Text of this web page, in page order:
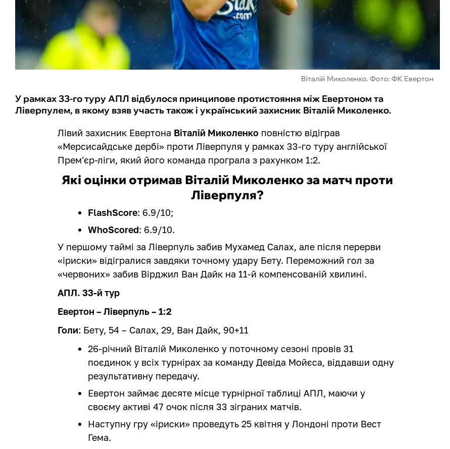
Віталій Миколенко. Фото: ФК Евертон
У рамках 33-го туру АПЛ відбулося принципове протистояння між Евертоном та
Ліверпулем, в якому взяв участь також і український захисник Віталій Миколенко.
Лівий захисник Евертона Віталій Миколенко повністю відіграв
«Мерсисайдське дербі» проти Ліверпуля у рамках 33-го туру англійської
Прем'єр-ліги, який його команда програла з рахунком 1:2.
Які оцінки отримав Віталій Миколенко за матч проти
Ліверпуля?
FlashScore: 6.9/10;
WhoScored: 6.9/10.
У першому таймі за Ліверпуль забив Мухамед Салах, але після перерви
«іриски» відігралися завдяки точному удару Бету. Переможний гол за
«червоних» забив Вірджил Ван Дайк на 11-й компенсованій хвилині.
АПЛ. 33-й тур
Евертон – Ліверпуль – 1:2
Голи: Бету, 54 – Салах, 29, Ван Дайк, 90+11
26-річний Віталій Миколенко у поточному сезоні провів 31
поєдинок у всіх турнірах за команду Девіда Мойєса, віддавши одну
результативну передачу.
Евертон займає десяте місце турнірної таблиці АПЛ, маючи у
своєму активі 47 очок після 33 зіграних матчів.
Наступну гру «іриски» проведуть 25 квітня у Лондоні проти Вест
Гема.